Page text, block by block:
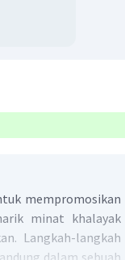
mempromosikan
minat khalayak
Langkah-langkah
dalam sebuah